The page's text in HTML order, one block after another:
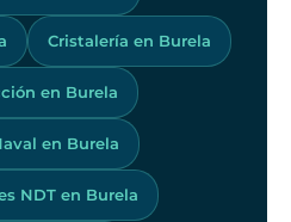
Cristalería en Burela
en Burela
en Burela
NDT en Burela